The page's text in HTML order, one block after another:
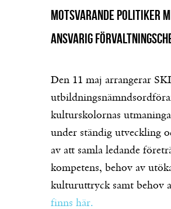
motsvarande politiker
ansvarig
Den 11 maj arrangerar
kulturskolornas
under ständig utveckling
av att samla ledande
kompetens, behov av
kulturuttryck samt behov
finns här.